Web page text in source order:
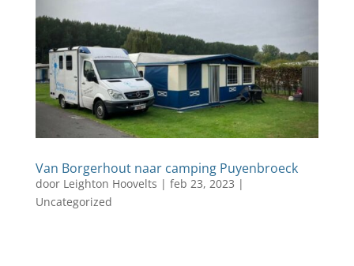
Van Borgerhout naar camping Puyenbroeck
door Leighton Hoovelts | feb 23, 2023 |
Uncategorized